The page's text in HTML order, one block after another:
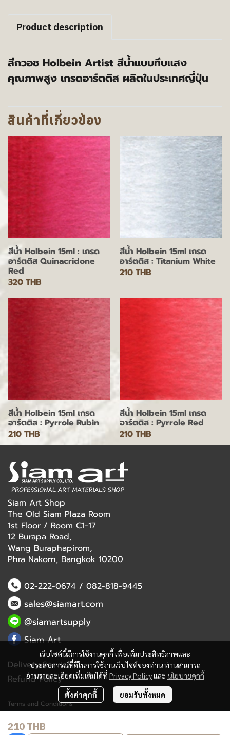
Product description
สีกวอช Holbein Artist สีน้ำแบบทึบแสง
คุณภาพสูง เกรดอาร์ตติส ผลิตในประเทศญี่ปุ่น
สินค้าที่เกี่ยวข้อง
สีน้ำ Holbein 15ml : เกรด
อาร์ตติส Quinacridone
Red
320 THB
สีน้ำ Holbein 15ml เกรด
อาร์ตติส : Titanium White
210 THB
สีน้ำ Holbein 15ml เกรด
อาร์ตติส : Pyrrole Rubin
210 THB
สีน้ำ Holbein 15ml เกรด
อาร์ตติส : Pyrrole Red
210 THB
210 THB
เว็บไซต์นี้มีการใช้งานคุกกี้ เพื่อเพิ่มประสิทธิภาพและ
ประสบการณ์ที่ดีในการใช้งานเว็บไซต์ของท่าน ท่านสามารถ
อ่านรายละเอียดเพิ่มเติมได้ที่ Privacy Policyและ นโยบายคุกกี้
ตั้งค่าคุกกี้ ยอมรับทั้งหมด
Siam Art Shop
The Old Siam Plaza Room
1st Floor / Room C1-17
12 Burapa Road,
Wang Buraphapirom,
Phra Nakorn, Bangkok 10200
02-222-0674/ 082-818-9445
sales@siamart.com
@siamartsupply
Siam Art
Delivery Service
Refund Policy
Terms and Conditions